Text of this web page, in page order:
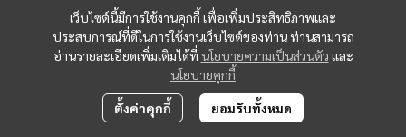
เว็บไซต์นี้มีการใช้งานคุกกี้ เพื่อเพิ่มประสิทธิภาพและ
ประสบการณ์ที่ดีในการใช้งานเว็บไซต์ของท่าน ท่านสามารถ
อ่านรายละเอียดเพิ่มเติมได้ที่ นโยบายความเป็นส่วนตัว และ
นโยบายคุกกี้
ตั้งค่าคุกกี้ ยอมรับทั้งหมด